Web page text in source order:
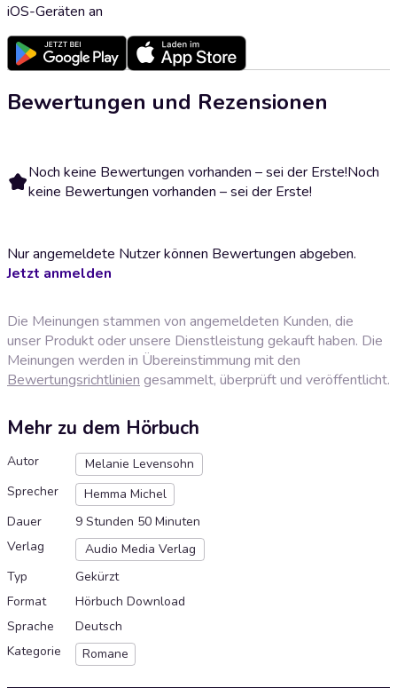
iOS-Geräten an
Bewertungen und Rezensionen
Noch keine Bewertungen vorhanden – sei der Erste!Noch
keine Bewertungen vorhanden – sei der Erste!
Nur angemeldete Nutzer können Bewertungen abgeben.
Jetzt anmelden
Die Meinungen stammen von angemeldeten Kunden, die
unser Produkt oder unsere Dienstleistung gekauft haben. Die
Meinungen werden in Übereinstimmung mit den
Bewertungsrichtlinien gesammelt, überprüft und veröffentlicht.
Mehr zu dem Hörbuch
Autor
Melanie Levensohn
Sprecher
Hemma Michel
Dauer
9 Stunden 50 Minuten
Verlag
Audio Media Verlag
Typ
Gekürzt
Format
Hörbuch Download
Sprache
Deutsch
Kategorie
Romane